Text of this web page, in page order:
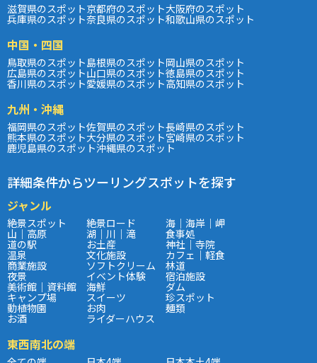
滋賀県のスポット京都府のスポット大阪府のスポット
兵庫県のスポット奈良県のスポット和歌山県のスポット
中国・四国
鳥取県のスポット島根県のスポット岡山県のスポット
広島県のスポット山口県のスポット徳島県のスポット
香川県のスポット愛媛県のスポット高知県のスポット
九州・沖縄
福岡県のスポット佐賀県のスポット長崎県のスポット
熊本県のスポット大分県のスポット宮崎県のスポット
鹿児島県のスポット沖縄県のスポット
詳細条件からツーリングスポットを探す
ジャンル
絶景スポット 絶景ロード 海｜海岸｜岬
山｜高原 湖｜川｜滝 食事処
道の駅 お土産 神社｜寺院
温泉 文化施設 カフェ｜軽食
商業施設 ソフトクリーム 林道
夜景 イベント体験 宿泊施設
美術館｜資料館 海鮮 ダム
キャンプ場 スイーツ 珍スポット
動植物園 お肉 麺類
お酒 ライダーハウス
東西南北の端